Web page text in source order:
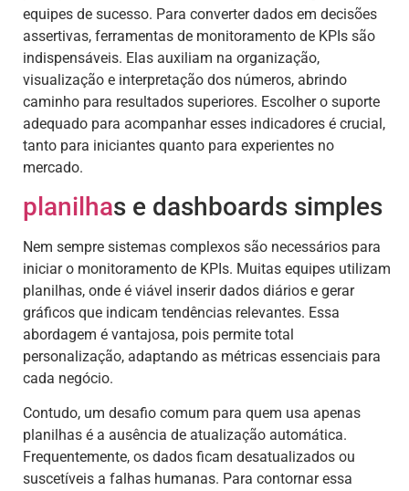
equipes de sucesso. Para converter dados em decisões
assertivas, ferramentas de monitoramento de KPIs são
indispensáveis. Elas auxiliam na organização,
visualização e interpretação dos números, abrindo
caminho para resultados superiores. Escolher o suporte
adequado para acompanhar esses indicadores é crucial,
tanto para iniciantes quanto para experientes no
mercado.
planilhas e dashboards simples
Nem sempre sistemas complexos são necessários para
iniciar o monitoramento de KPIs. Muitas equipes utilizam
planilhas, onde é viável inserir dados diários e gerar
gráficos que indicam tendências relevantes. Essa
abordagem é vantajosa, pois permite total
personalização, adaptando as métricas essenciais para
cada negócio.
Contudo, um desafio comum para quem usa apenas
planilhas é a ausência de atualização automática.
Frequentemente, os dados ficam desatualizados ou
suscetíveis a falhas humanas. Para contornar essa